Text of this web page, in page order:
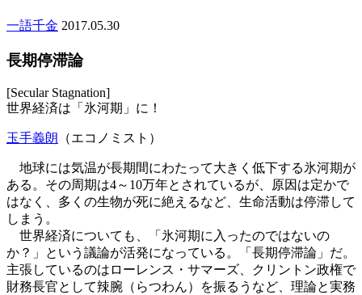
一語千金 2017.05.30
長期停滞論
[Secular Stagnation]
世界経済は「氷河期」に！
玉手義朗 （エコノミスト）
地球には気温が長期間にわたって大きく低下する氷河期が
ある。その周期は4～10万年とされているが、原因は定かで
はなく、多くの生物が死に絶えるなど、生命活動は停滞して
しまう。
世界経済についても、「氷河期に入ったのではないの
か？」という議論が活発になっている。「長期停滞論」だ。
主張しているのはローレンス・サマーズ、クリントン政権で
財務長官として辣腕（らつわん）を振るうなど、理論と実務